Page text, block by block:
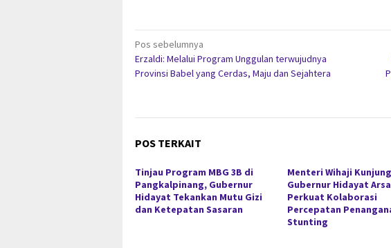
Navigasi
pos
Pos sebelumnya
Erzaldi: Melalui Program Unggulan terwujudnya
Provinsi Babel yang Cerdas, Maju dan Sejahtera
POS TERKAIT
Tinjau Program MBG 3B di
Pangkalpinang, Gubernur
Hidayat Tekankan Mutu Gizi
dan Ketepatan Sasaran
Menteri Wihaji
Gubernur Hidayat
Perkuat Kolaborasi
Percepatan
Stunting